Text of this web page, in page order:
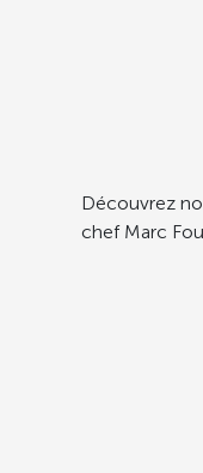
Découvrez
chef Marc